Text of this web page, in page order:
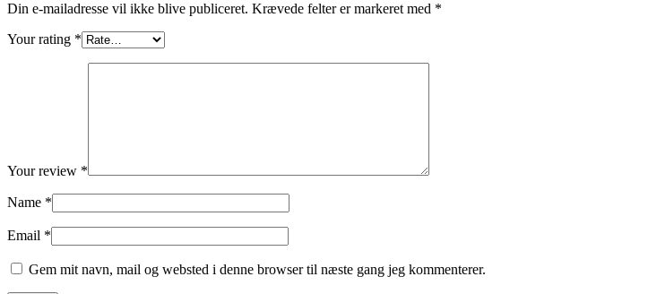
Din e-mailadresse vil ikke blive publiceret. Krævede felter er markeret med *
Your rating *
Your review *
Name *
Email *
Gem mit navn, mail og websted i denne browser til næste gang jeg kommenterer.